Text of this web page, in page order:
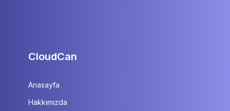
CloudCan
Anasayfa
Hakkımızda